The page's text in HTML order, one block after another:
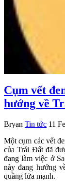
Cụm vết
hướng về
Bryan Tin tức 11
Một cụm các vết
của Trái Đất đã
đang làm việc ở
này đang hướng
quầng lửa mạnh.